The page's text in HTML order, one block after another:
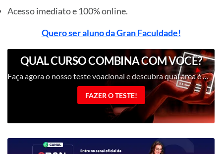
Acesso imediato e 100% online.
Quero ser aluno da Gran Faculdade!
QUAL CURSO COMBINA COM VOCÊ?
Faça agora o nosso teste voacional e descubra qual área é mais a sua cara!
FAZER O TESTE!